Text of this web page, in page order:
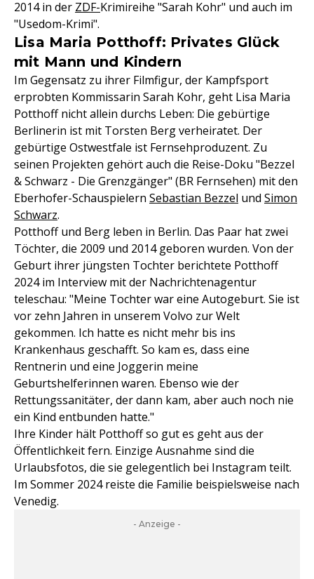
2014 in der ZDF-Krimireihe "Sarah Kohr" und auch im
"Usedom-Krimi".
Lisa Maria Potthoff: Privates Glück
mit Mann und Kindern
Im Gegensatz zu ihrer Filmfigur, der Kampfsport
erprobten Kommissarin Sarah Kohr, geht Lisa Maria
Potthoff nicht allein durchs Leben: Die gebürtige
Berlinerin ist mit Torsten Berg verheiratet. Der
gebürtige Ostwestfale ist Fernsehproduzent. Zu
seinen Projekten gehört auch die Reise-Doku "Bezzel
& Schwarz - Die Grenzgänger" (BR Fernsehen) mit den
Eberhofer-Schauspielern Sebastian Bezzel und Simon
Schwarz.
Potthoff und Berg leben in Berlin. Das Paar hat zwei
Töchter, die 2009 und 2014 geboren wurden. Von der
Geburt ihrer jüngsten Tochter berichtete Potthoff
2024 im Interview mit der Nachrichtenagentur
teleschau: "Meine Tochter war eine Autogeburt. Sie ist
vor zehn Jahren in unserem Volvo zur Welt
gekommen. Ich hatte es nicht mehr bis ins
Krankenhaus geschafft. So kam es, dass eine
Rentnerin und eine Joggerin meine
Geburtshelferinnen waren. Ebenso wie der
Rettungssanitäter, der dann kam, aber auch noch nie
ein Kind entbunden hatte."
Ihre Kinder hält Potthoff so gut es geht aus der
Öffentlichkeit fern. Einzige Ausnahme sind die
Urlaubsfotos, die sie gelegentlich bei Instagram teilt.
Im Sommer 2024 reiste die Familie beispielsweise nach
Venedig.
- Anzeige -